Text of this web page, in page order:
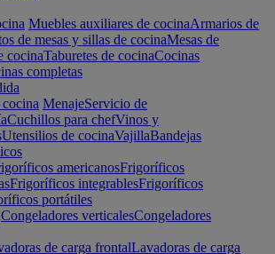
Muebles auxiliares de cocinaArmarios de
de mesas y sillas de cocinaMesas de
cocinaTaburetes de cocinaCocinas
completas
MenajeServicio de
Cuchillos para chefVinos y
Utensilios de cocinaVajillaBandejas
americanosFrigoríficos
Frigoríficos integrablesFrigoríficos
portátiles
Congeladores verticalesCongeladores
de carga frontalLavadoras de carga